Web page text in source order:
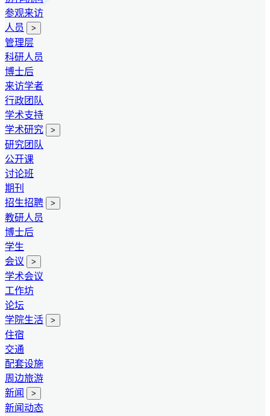
参观来访
人员
>
管理层
科研人员
博士后
来访学者
行政团队
学术支持
学术研究
>
研究团队
公开课
讨论班
期刊
招生招聘
>
教研人员
博士后
学生
会议
>
学术会议
工作坊
论坛
学院生活
>
住宿
交通
配套设施
周边旅游
新闻
>
新闻动态